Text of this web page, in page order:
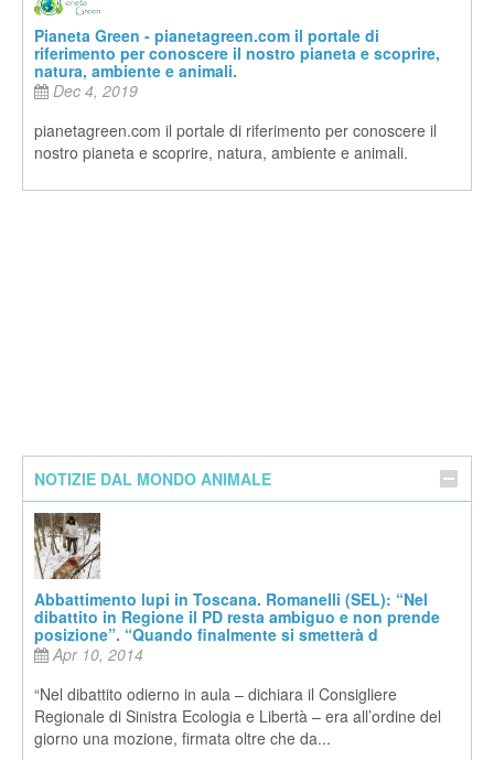
Pianeta Green - pianetagreen.com il portale di
riferimento per conoscere il nostro pianeta e scoprire,
natura, ambiente e animali.
Dec 4, 2019
pianetagreen.com il portale di riferimento per conoscere il
nostro pianeta e scoprire, natura, ambiente e animali.
NOTIZIE DAL MONDO ANIMALE
Abbattimento lupi in Toscana. Romanelli (SEL): “Nel
dibattito in Regione il PD resta ambiguo e non prende
posizione”. “Quando finalmente si smetterà d
Apr 10, 2014
“Nel dibattito odierno in aula – dichiara il Consigliere
Regionale di Sinistra Ecologia e Libertà – era all’ordine del
giorno una mozione, firmata oltre che da...